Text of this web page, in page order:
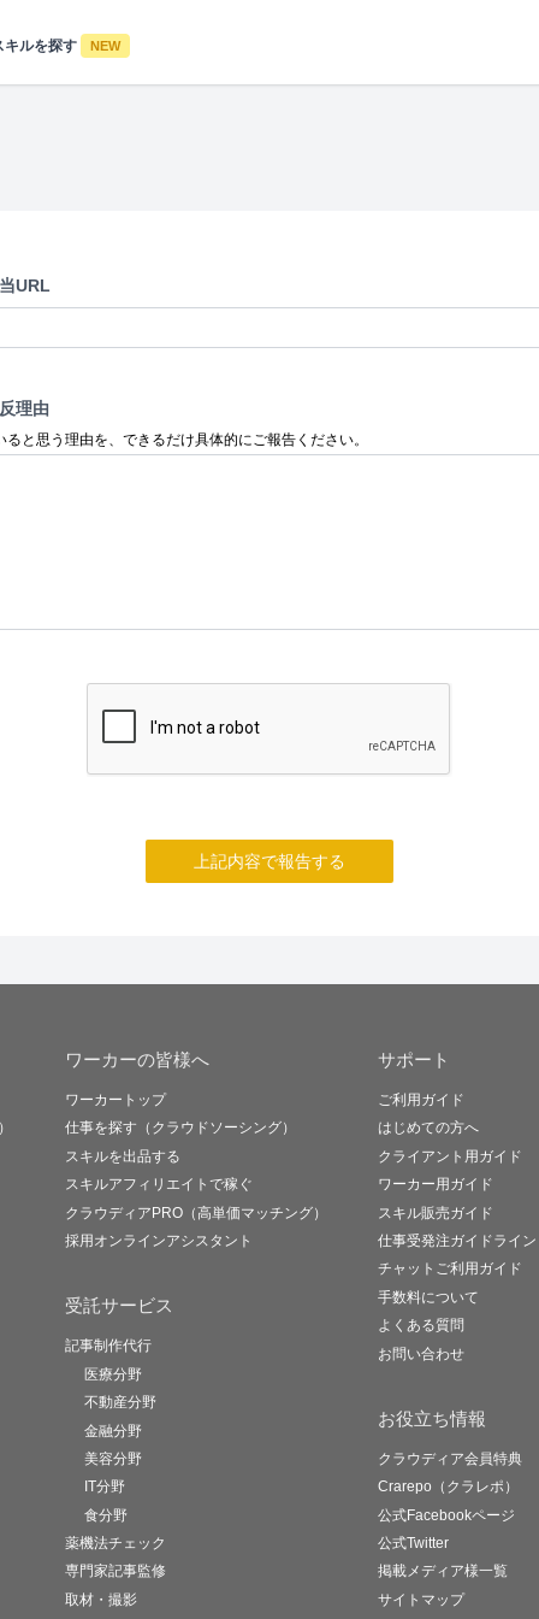
キルを探す NEW
URL
理由
ると思う理由を、できるだけ具体的にご報告ください。
上記内容で報告する
ワーカーの皆様へ
ワーカートップ
仕事を探す（クラウドソーシング）
スキルを出品する
スキルアフィリエイトで稼ぐ
クラウディアPRO（高単価マッチング）
採用オンラインアシスタント
受託サービス
記事制作代行
医療分野
不動産分野
金融分野
美容分野
IT分野
食分野
薬機法チェック
専門家記事監修
取材・撮影
サポート
ご利用ガイド
はじめての方へ
クライアント用ガイド
ワーカー用ガイド
スキル販売ガイド
仕事受発注ガイドライン
チャットご利用ガイド
手数料について
よくある質問
お問い合わせ
お役立ち情報
クラウディア会員特典
Crarepo（クラレポ）
公式Facebookページ
公式Twitter
掲載メディア様一覧
サイトマップ